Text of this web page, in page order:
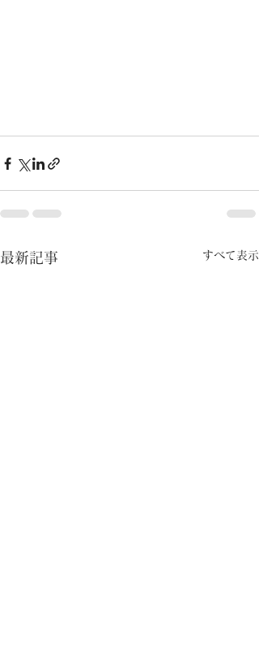
最新記事 すべて表示